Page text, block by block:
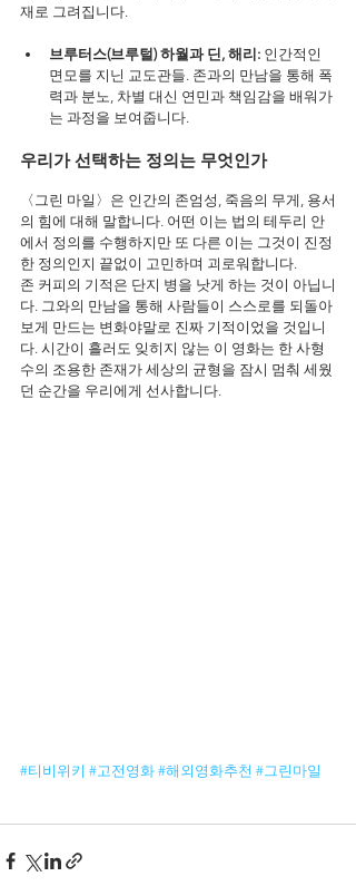
재로 그려집니다.
브루터스(브루털) 하월과 딘, 해리: 인간적인
면모를 지닌 교도관들. 존과의 만남을 통해 폭
력과 분노, 차별 대신 연민과 책임감을 배워가
는 과정을 보여줍니다.
우리가 선택하는 정의는 무엇인가
〈그린 마일〉은 인간의 존엄성, 죽음의 무게, 용서
의 힘에 대해 말합니다. 어떤 이는 법의 테두리 안
에서 정의를 수행하지만 또 다른 이는 그것이 진정
한 정의인지 끝없이 고민하며 괴로워합니다.
존 커피의 기적은 단지 병을 낫게 하는 것이 아닙니
다. 그와의 만남을 통해 사람들이 스스로를 되돌아
보게 만드는 변화야말로 진짜 기적이었을 것입니
다. 시간이 흘러도 잊히지 않는 이 영화는 한 사형
수의 조용한 존재가 세상의 균형을 잠시 멈춰 세웠
던 순간을 우리에게 선사합니다.
#티비위키 #고전영화 #해외영화추천 #그린마일